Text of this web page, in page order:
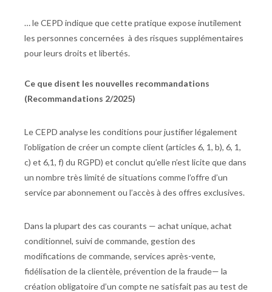
… le CEPD indique que cette pratique expose inutilement
les personnes concernées à des risques supplémentaires
pour leurs droits et libertés.
Ce que disent les nouvelles recommandations
(Recommandations 2/2025)
Le CEPD analyse les conditions pour justifier légalement
l’obligation de créer un compte client (articles 6, 1, b), 6, 1,
c) et 6,1, f) du RGPD) et conclut qu’elle n’est licite que dans
un nombre très limité de situations comme l’offre d’un
service par abonnement ou l’accès à des offres exclusives.
Dans la plupart des cas courants — achat unique, achat
conditionnel, suivi de commande, gestion des
modifications de commande, services après-vente,
fidélisation de la clientèle, prévention de la fraude— la
création obligatoire d’un compte ne satisfait pas au test de